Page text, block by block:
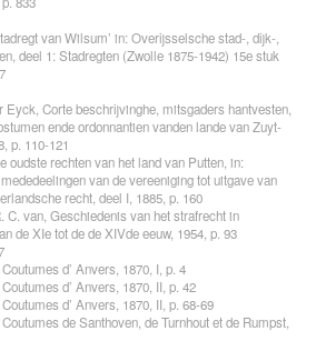
van Wilsum’ in: Overijsselsche stad-, dijk-,
deel 1: Stadregten (Zwolle 1875-1942) 15e stuk
Eyck, Corte beschrijvinghe, mitsgaders hantvesten,
ende ordonnantien vanden lande van Zuyt-
p. 110-121
oudste rechten van het land van Putten, in:
van de vereeniging tot uitgave van
recht, deel I, 1885, p. 160
C. van, Geschiedenis van het strafrecht in
de XIe tot de de XIVde eeuw, 1954, p. 93
d’ Anvers, 1870, I, p. 4
d’ Anvers, 1870, II, p. 42
d’ Anvers, 1870, II, p. 68-69
de Santhoven, de Turnhout et de Rumpst,